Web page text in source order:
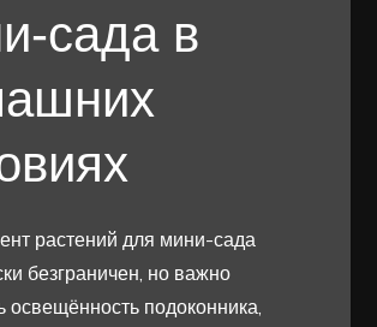
сада в
растений для мини-сада
безграничен, но важно
освещённость подоконника,